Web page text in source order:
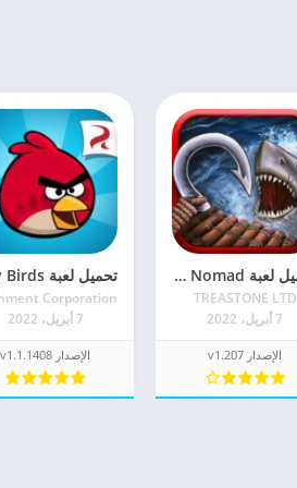
تحميل لعبة Raft Survival: Ocean Nomad مهكرة 2022 للأندرويد
TREASTONE LTD
7 أبريل، 2022
الإصدار v1.207
7 أبريل، 2022
الإصدار v1.1.1408